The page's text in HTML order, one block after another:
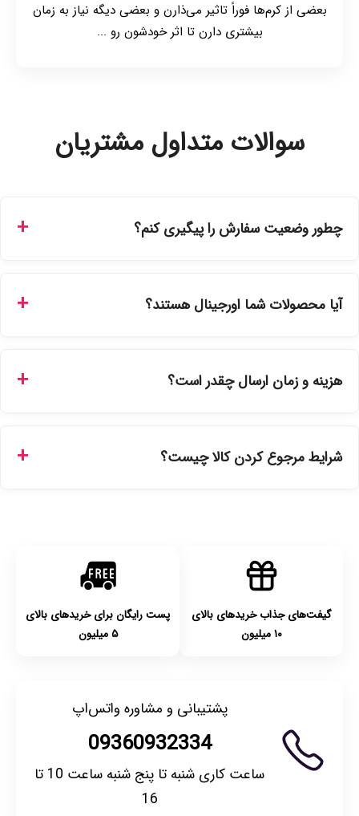
بعضی از کرم‌ها فوراً تاثیر می‌ذارن و بعضی دیگه نیاز به زمان
بیشتری دارن تا اثر خودشون رو ...
سوالات متداول مشتریان
چطور وضعیت سفارش را پیگیری کنم؟
سفارشات در سایت، وضعیت لحظه‌ای مرسوله را مشاهده کنید.
آیا محصولات شما اورجینال هستند؟
نمایندگی‌های معتبر تهیه شده و دارای بچ‌کد قابل استعلام هستند.
هزینه و زمان ارسال چقدر است؟
انتخاب کنید و برای شهرستان‌ها بین یک الی ۳ روز کاری از طریق
شرایط مرجوع کردن کالا چیست؟
گیفت‌های جذاب خریدهای بالای
۱۰ میلیون
پست رایگان برای خریدهای بالای
۵ میلیون
پشتیبانی و مشاوره واتس‌اپ
09360932334
ساعت کاری شنبه تا پنج شنبه ساعت 10 تا
16